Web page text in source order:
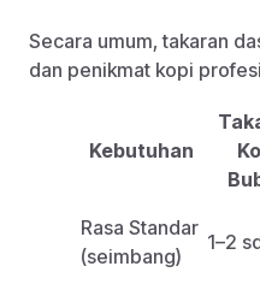
Secara umum, takaran
dan penikmat kopi
Kebutuhan
Rasa Standar
(seimbang)
1–2